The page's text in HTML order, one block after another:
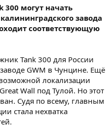
могут начать
завода
соответствующую
Tank 300 для России
GWM в Чунцине. Ещё
локализации
Wall под Тулой. Но этот
Судя по всему, главным
стала нехватка